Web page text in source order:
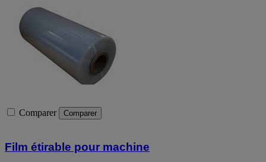
Comparer Comparer
Film étirable pour machine